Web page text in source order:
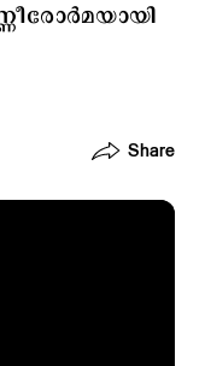
Share